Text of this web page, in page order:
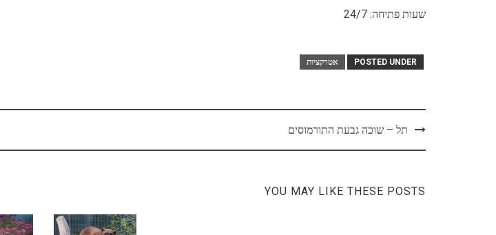
שעות פתיחה: 24/7
POSTED UNDER אטרקציות
Postתל – שוכה גבעת התורמוסים
YOU MAY LIKE THESE POSTS